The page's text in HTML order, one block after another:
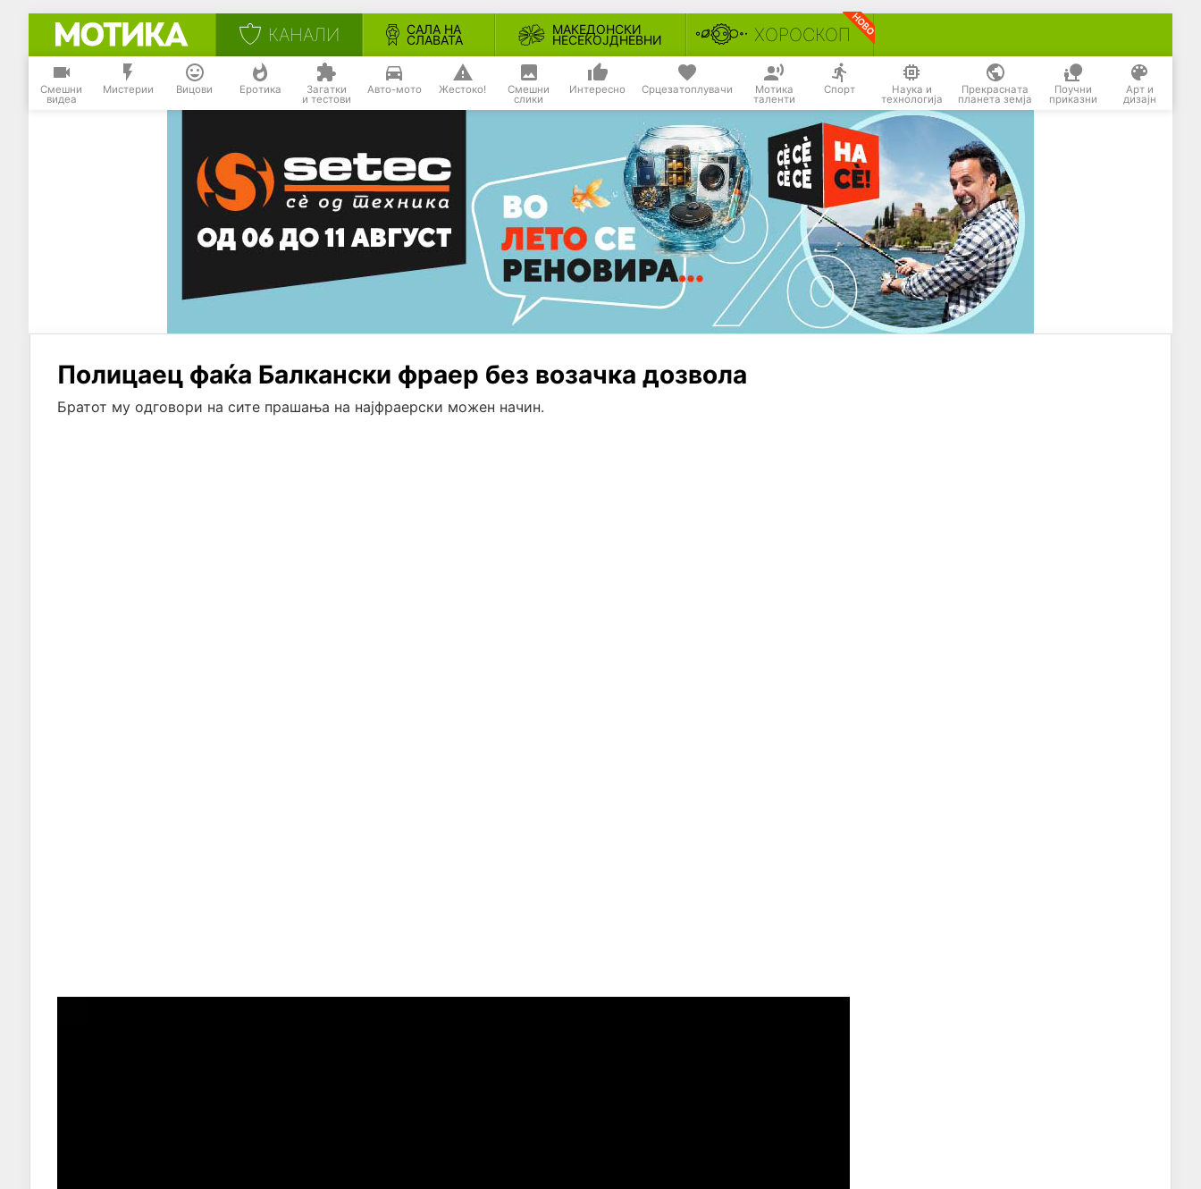
КАНАЛИ САЛА НА
СЛАВАТА
МАКЕДОНСКИ
НЕСЕКОЈДНЕВНИ ХОРОСКОП
Смешни
видеа
Мистерии Вицови Еротика Загатки
и тестови
Авто-мото Жестоко! Смешни
слики
Интересно Срцезатоплувачи Мотика
таленти
Спорт Наука и
технологија
Прекрасната
планета земја
Поучни
приказни
Арт и
дизајн
Полицаец фаќа Балкански фраер без возачка дозвола
Братот му одговори на сите прашања на најфраерски можен начин.